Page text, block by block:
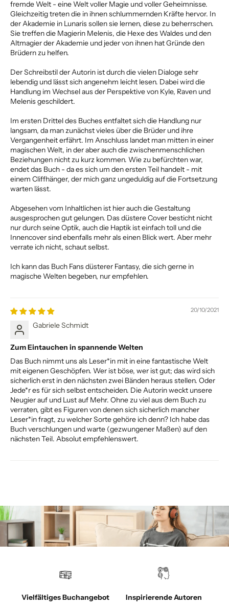
fremde Welt - eine Welt voller Magie und voller Geheimnisse.
Gleichzeitig treten die in ihnen schlummernden Kräfte hervor. In
der Akademie in Lunaris sollen sie lernen, diese zu beherrschen.
Sie treffen die Magierin Melenis, die Hexe des Waldes und den
Altmagier der Akademie und jeder von ihnen hat Gründe den
Brüdern zu helfen.
Der Schreibstil der Autorin ist durch die vielen Dialoge sehr
lebendig und lässt sich angenehm leicht lesen. Dabei wird die
Handlung im Wechsel aus der Perspektive von Kyle, Raven und
Melenis geschildert.
Im ersten Drittel des Buches entfaltet sich die Handlung nur
langsam, da man zunächst vieles über die Brüder und ihre
Vergangenheit erfährt. Im Anschluss landet man mitten in einer
magischen Welt, in der aber auch die zwischenmenschlichen
Beziehungen nicht zu kurz kommen. Wie zu befürchten war,
endet das Buch - da es sich um den ersten Teil handelt - mit
einem Cliffhänger, der mich ganz ungeduldig auf die Fortsetzung
warten lässt.
Abgesehen vom Inhaltlichen ist hier auch die Gestaltung
ausgesprochen gut gelungen. Das düstere Cover besticht nicht
nur durch seine Optik, auch die Haptik ist einfach toll und die
Innencover sind ebenfalls mehr als einen Blick wert. Aber mehr
verrate ich nicht, schaut selbst.
Ich kann das Buch Fans düsterer Fantasy, die sich gerne in
magische Welten begeben, nur empfehlen.
20/10/2021
Gabriele Schmidt
Zum Eintauchen in spannende Welten
Das Buch nimmt uns als Leser*in mit in eine fantastische Welt
mit eigenen Geschöpfen. Wer ist böse, wer ist gut; das wird sich
sicherlich erst in den nächsten zwei Bänden heraus stellen. Oder
Jede*r es für sich selbst entscheiden. Die Autorin weckt unsere
Neugier auf und Lust auf Mehr. Ohne zu viel aus dem Buch zu
verraten, gibt es Figuren von denen sich sicherlich mancher
Leser*in fragt, zu welcher Sorte gehöre ich denn? Ich habe das
Buch verschlungen und warte (gezwungener Maßen) auf den
nächsten Teil. Absolut empfehlenswert.
Vielfältiges Buchangebot
Inspirierende Autoren